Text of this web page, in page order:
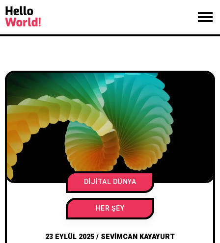
DIJITAL DÜNYA
HER ŞEY
23 EYLÜL 2025/ SEVIMCAN KAYAYURT